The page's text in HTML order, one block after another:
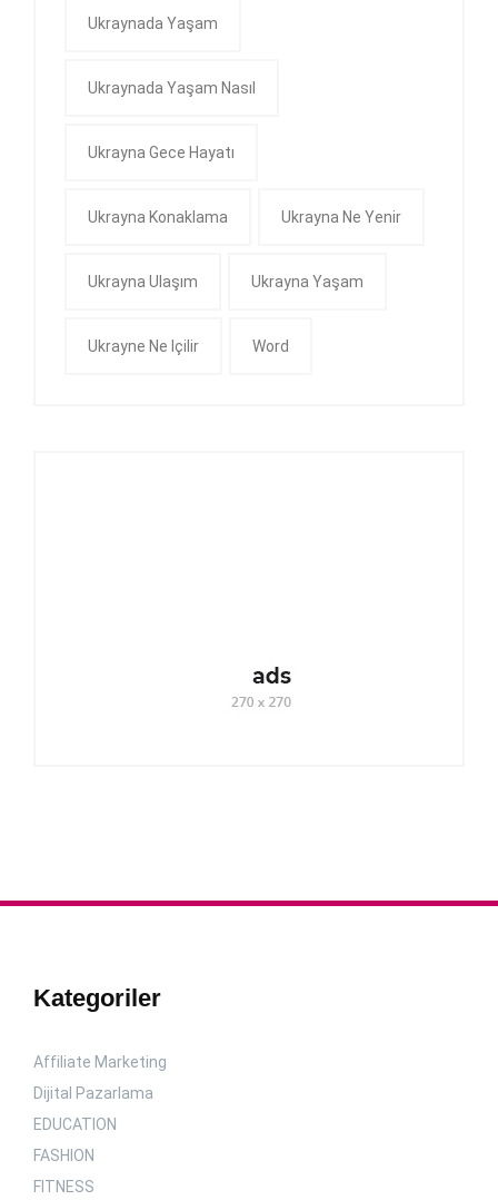
Ukraynada Yaşam
Ukraynada Yaşam Nasıl
Ukrayna Gece Hayatı
Ukrayna Konaklama Ukrayna Ne Yenir
Ukrayna Ulaşım Ukrayna Yaşam
Ukrayne Ne Içilir Word
Kategoriler
Affiliate Marketing
Dijital Pazarlama
EDUCATION
FASHION
FITNESS